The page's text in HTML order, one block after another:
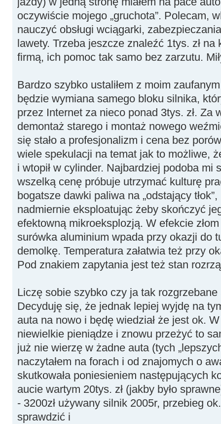
oczywiście mojego „gruchota”. Polecam,
nauczyć obsługi wciągarki,
lawety. Trzeba jeszcze znaleźć 1tys. zł
firmą, ich pomoc tak samo bez zarzutu.
Bardzo szybko ustaliłem z moim
będzie wymiana samego bloku silnika,
przez Internet za nieco ponad 3tys. zł. Za
demontaż starego i montaż nowego
się stało a profesjonalizm i cena bez
wiele spekulacji na temat jak to możliwe,
i wtopił w cylinder. Najbardziej podoba mi
wszelką cenę próbuje utrzymać kulturę
bogatsze dawki paliwa na „odstający
nadmiernie eksploatując żeby skończyć
efektowną mikroeksplozją. W efekcie
surówka aluminium wpada przy okazji do
demolkę. Temperatura załatwia też przy
Pod znakiem zapytania jest też stan
Liczę sobie szybko czy ja tak
Decyduję się, że jednak lepiej wyjdę na
auta na nowo i będę wiedział że jest ok.
niewielkie pieniądze i znowu przeżyć to
już nie wierzę w żadne auta (tych
naczytałem na forach i od znajomych o
skutkowała poniesieniem następujących
aucie wartym 20tys. zł (jakby było
- 3200zł używany silnik 2005r, przebieg
sprawdzić i